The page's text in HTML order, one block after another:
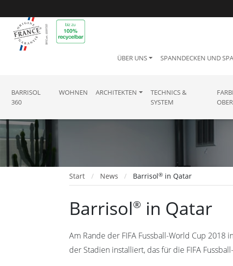
ÜBER UNS SPANNDECKEN UND
BARRISOL
360
WOHNEN ARCHITEKTEN
TECHNICS &
SYSTEM
Start News Barrisol® in Qatar
Barrisol® in Qatar
Am Rande der FIFA Fussball-World Cup
der Stadien installiert, das für die FIFA